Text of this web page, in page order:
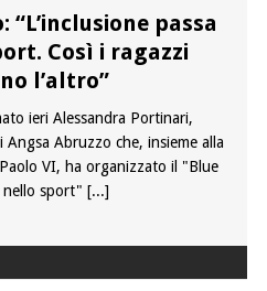
“L’inclusione passa
Così i ragazzi
l’altro”
ieri Alessandra Portinari,
Angsa Abruzzo che, insieme alla
VI, ha organizzato il "Blue
nello sport" [...]